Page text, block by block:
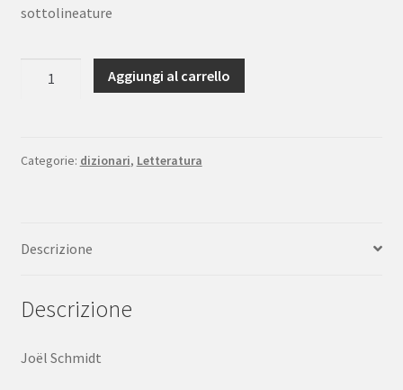
sottolineature
mitologia
Gremese
Aggiungi al carrello
Categorie: dizionari, Letteratura
Descrizione
Descrizione
Joël Schmidt